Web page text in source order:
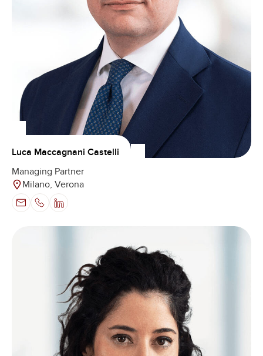
Luca Maccagnani Castelli
Managing Partner
Milano, Verona